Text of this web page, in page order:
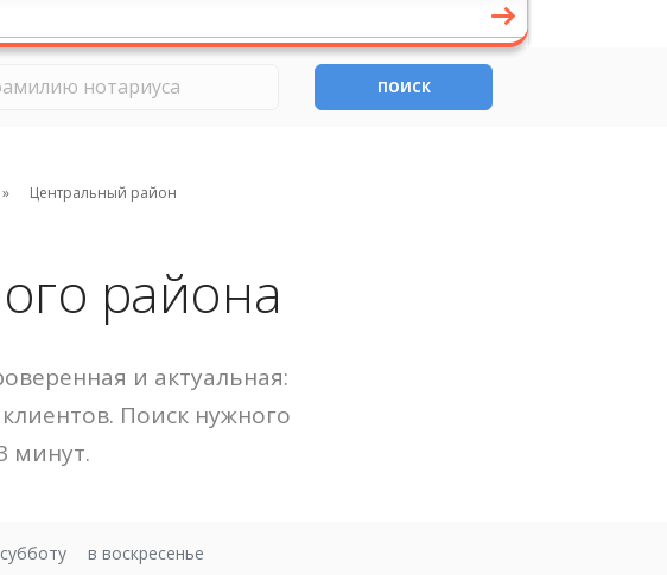
ПОИСК
Центральный район
района
и актуальная:
Поиск нужного
минут.
в воскресенье